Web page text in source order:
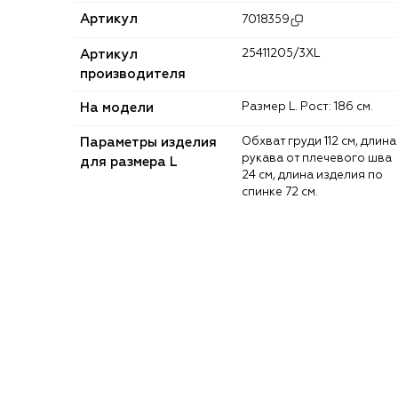
Артикул 7018359
Артикул
производителя
25411205/3XL
На модели Размер L. Рост: 186 см.
Параметры изделия
для размера L
Обхват груди 112 см, длина
рукава от плечевого шва
24 см, длина изделия по
спинке 72 см.